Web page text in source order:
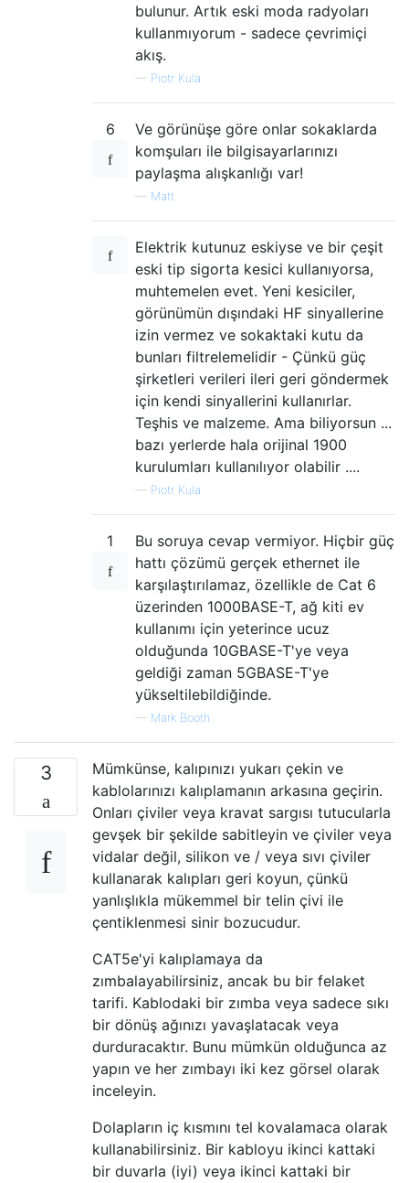
bulunur. Artık eski moda radyoları
kullanmıyorum - sadece çevrimiçi
akış.
— Piotr Kula
6
Ve görünüşe göre onlar sokaklarda
komşuları ile bilgisayarlarınızı
paylaşma alışkanlığı var!
— Matt
Elektrik kutunuz eskiyse ve bir çeşit
eski tip sigorta kesici kullanıyorsa,
muhtemelen evet. Yeni kesiciler,
görünümün dışındaki HF sinyallerine
izin vermez ve sokaktaki kutu da
bunları filtrelemelidir - Çünkü güç
şirketleri verileri ileri geri göndermek
için kendi sinyallerini kullanırlar.
Teşhis ve malzeme. Ama biliyorsun ...
bazı yerlerde hala orijinal 1900
kurulumları kullanılıyor olabilir ....
— Piotr Kula
1
Bu soruya cevap vermiyor. Hiçbir güç
hattı çözümü gerçek ethernet ile
karşılaştırılamaz, özellikle de Cat 6
üzerinden 1000BASE-T, ağ kiti ev
kullanımı için yeterince ucuz
olduğunda 10GBASE-T'ye veya
geldiği zaman 5GBASE-T'ye
yükseltilebildiğinde.
— Mark Booth
3
Mümkünse, kalıpınızı yukarı çekin ve
kablolarınızı kalıplamanın arkasına geçirin.
Onları çiviler veya kravat sargısı tutucularla
gevşek bir şekilde sabitleyin ve çiviler veya
vidalar değil, silikon ve / veya sıvı çiviler
kullanarak kalıpları geri koyun, çünkü
yanlışlıkla mükemmel bir telin çivi ile
çentiklenmesi sinir bozucudur.
CAT5e'yi kalıplamaya da
zımbalayabilirsiniz, ancak bu bir felaket
tarifi. Kablodaki bir zımba veya sadece sıkı
bir dönüş ağınızı yavaşlatacak veya
durduracaktır. Bunu mümkün olduğunca az
yapın ve her zımbayı iki kez görsel olarak
inceleyin.
Dolapların iç kısmını tel kovalamaca olarak
kullanabilirsiniz. Bir kabloyu ikinci kattaki
bir duvarla (iyi) veya ikinci kattaki bir